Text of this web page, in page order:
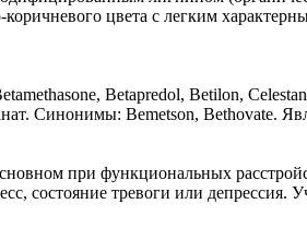
цвета с легким
Betapredol, Betilon,
Синонимы: Bemetson, Bethovate.
при функциональных
состояние тревоги или депрессия.